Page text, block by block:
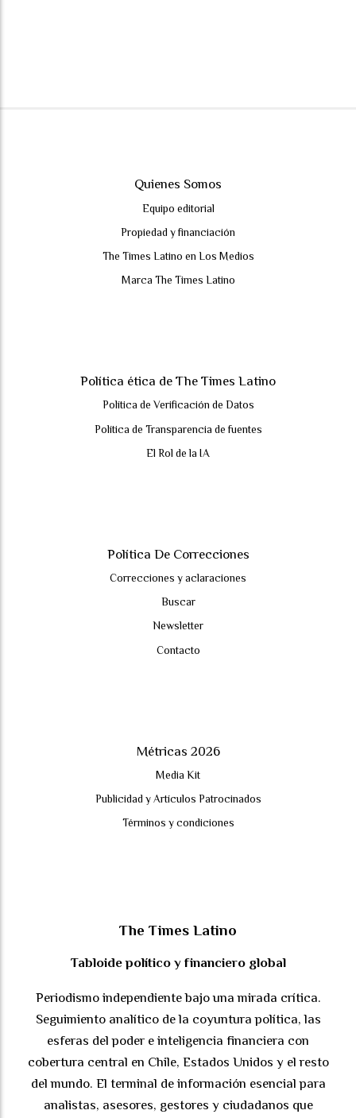
Quienes Somos
Equipo editorial
Propiedad y financiación
The Times Latino en Los Medios
Marca The Times Latino
Política ética de The Times Latino
Política de Verificación de Datos
Política de Transparencia de fuentes
El Rol de la IA
Política De Correcciones
Correcciones y aclaraciones
Buscar
Newsletter
Contacto
Métricas 2026
Media Kit
Publicidad y Artículos Patrocinados
Términos y condiciones
The Times Latino
Tabloide político y financiero global
Periodismo independiente bajo una mirada crítica.
Seguimiento analítico de la coyuntura política, las
esferas del poder e inteligencia financiera con
cobertura central en Chile, Estados Unidos y el resto
del mundo. El terminal de información esencial para
analistas, asesores, gestores y ciudadanos que